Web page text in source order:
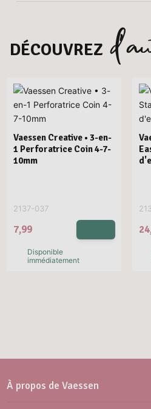
DÉCOUVREZ
Vaessen Creative • 3-en-
1 Perforatrice Coin 4-7-
10mm
2137-037
7,99
Disponible
immédiatement
À propos de Vaessen